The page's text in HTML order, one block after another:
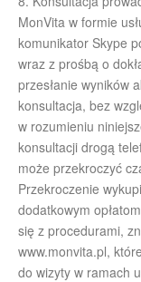
MonVita w formie
komunikator Skype
wraz z prośbą o
przesłanie wyników
konsultacja, bez
w rozumieniu
konsultacji drogą
może przekroczyć
Przekroczenie
dodatkowym
się z procedurami,
www.monvita.pl,
do wizyty w ramach